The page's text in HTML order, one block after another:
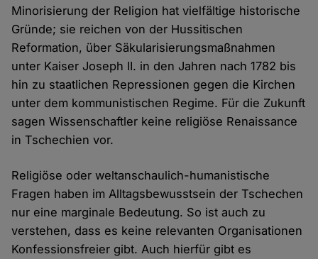
Minorisierung der Religion hat vielfältige historische
Gründe; sie reichen von der Hussitischen
Reformation, über Säkularisierungsmaßnahmen
unter Kaiser Joseph II. in den Jahren nach 1782 bis
hin zu staatlichen Repressionen gegen die Kirchen
unter dem kommunistischen Regime. Für die Zukunft
sagen Wissenschaftler keine religiöse Renaissance
in Tschechien vor.
Religiöse oder weltanschaulich-humanistische
Fragen haben im Alltagsbewusstsein der Tschechen
nur eine marginale Bedeutung. So ist auch zu
verstehen, dass es keine relevanten Organisationen
Konfessionsfreier gibt. Auch hierfür gibt es